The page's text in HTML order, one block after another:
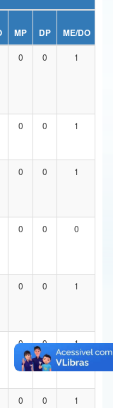
MP DP ME/DO
0 0 1
0 0 1
0 0 1
0 0 0
0 0 1
0 0 1
0 0 1